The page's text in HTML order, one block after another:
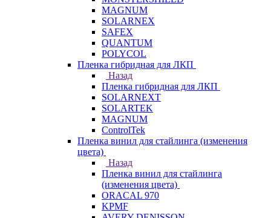
MAGNUM
SOLARNEX
SAFEX
QUANTUM
POLYCOL
Пленка гибридная для ЛКП
Назад
Пленка гибридная для ЛКП
SOLARNEXT
SOLARTEK
MAGNUM
ControlTek
Пленка винил для стайлинга (изменения
цвета)
Назад
Пленка винил для стайлинга
(изменения цвета)
ORACAL 970
KPMF